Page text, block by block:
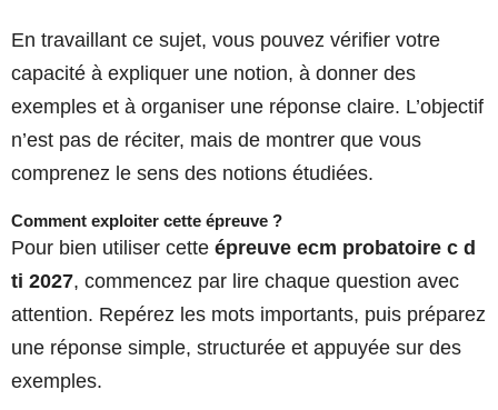
En travaillant ce sujet, vous pouvez vérifier votre
capacité à expliquer une notion, à donner des
exemples et à organiser une réponse claire. L’objectif
n’est pas de réciter, mais de montrer que vous
comprenez le sens des notions étudiées.
Comment exploiter cette épreuve ?
Pour bien utiliser cette épreuve ecm probatoire c d
ti 2027, commencez par lire chaque question avec
attention. Repérez les mots importants, puis préparez
une réponse simple, structurée et appuyée sur des
exemples.